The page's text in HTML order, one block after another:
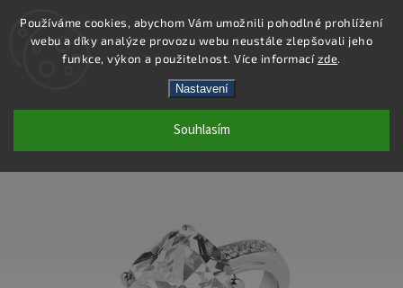
Používáme cookies, abychom Vám umožnili pohodlné prohlížení
webu a díky analýze provozu webu neustále zlepšovali jeho
funkce, výkon a použitelnost. Více informacízde.
Nastavení
Souhlasím
Hledat
SS384R - PRSTEN AG 925/1000